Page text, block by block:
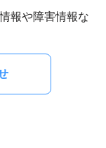
報や障害情報な